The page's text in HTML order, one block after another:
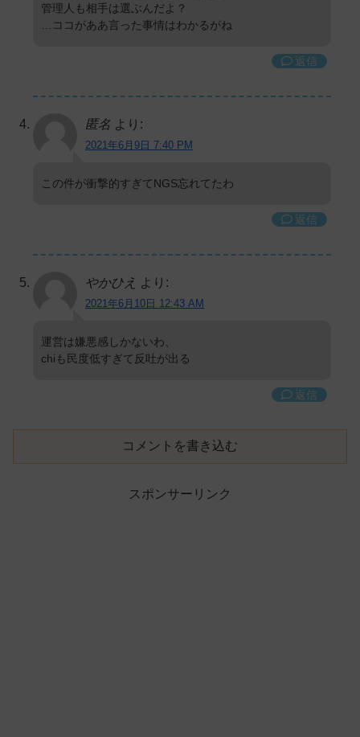
管理人も相手は選ぶんだよ？
…ココがああ言った事情はわかるがね
返信
匿名 より:
2021年6月9日 7:40 PM
この件が衝撃的すぎてNGS忘れてたわ
返信
やかひえ より:
2021年6月10日 12:43 AM
運営は嫌悪感しかないわ、
chiも民度低すぎて反吐が出る
返信
コメントを書き込む
スポンサーリンク